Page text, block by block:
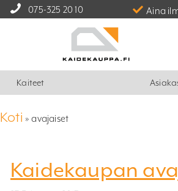
075-325 20 10 Aina
Kaiteet
Koti »avajaiset
Kaidekaupan